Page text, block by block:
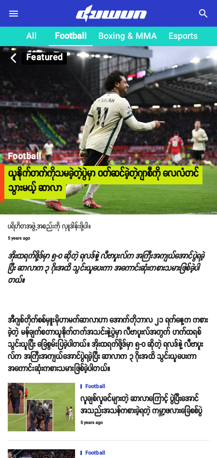
search
All Football Boxing & MMA
Esports
Featured
arrow_back_ios
Football
ယူနိုက်တက်ကိုသမခဲ့တဲ့ပွဲမှာ ဝတ်ဆင်ခဲ့တဲ့ဂျာစီကို လေလံတင်
သွားမယ့် ဆာလာ
ပရိဟိတအဖွဲ့အစည်းကို လှူဒါန်းဖို့ပါ။
5 years ago
အိုးထရက်ဖို့ဒ်မှာ ၅-၀ ဆိုတဲ့ ရလဒ်နဲ့ လီဗာပူးလ်က အကြီးအကျယ်အောင်ပွဲရခဲ့
ပြီး ဆာလာက ၃ ဂိုးအထိ သွင်းယူပေးကာ အကောင်းဆုံးကစားသမားဖြစ်ခဲ့ပါ
တယ်။
အီဂျစ်တိုက်စစ်မှူးမိုဟာမက်ဆာလာဟာ အောက်တိုဘာလ ၂၁ ရက်နေ့က ကစား
ခဲ့တဲ့ မန်ချက်စတာယူနိုက်တက်အသင်းနဲ့ပွဲမှာ လီဗာပူးလ်အတွက် ဟက်ထရစ်
သွင်းယူပြီး ခြေစွမ်းပြခဲ့ပါတယ်။ အိုးထရက်ဖို့ဒ်မှာ ၅-၀ ဆိုတဲ့ ရလဒ်နဲ့ လီဗာပူး
လ်က အကြီးအကျယ်အောင်ပွဲရခဲ့ပြီး ဆာလာက ၃ ဂိုးအထိ သွင်းယူပေးကာ
အကောင်းဆုံးကစားသမားဖြစ်ခဲ့ပါတယ်။
Football
လူချစ်လူခင်များတဲ့ ဆာလာကြောင့် ပွဲပြီးအောင်
အသည်းအသန်ကစားခဲ့ရတဲ့ ကမ္ဘာ့ဖလားခြေစစ်ပွဲ
5 years ago
Football